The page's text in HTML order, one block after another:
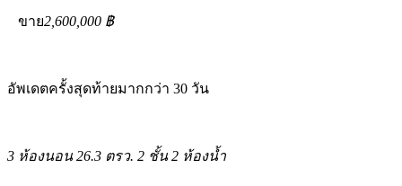
ขาย2,600,000 ฿
อัพเดตครั้งสุดท้ายมากกว่า 30 วัน
3 ห้องนอน 26.3 ตรว. 2 ชั้น 2 ห้องน้ำ